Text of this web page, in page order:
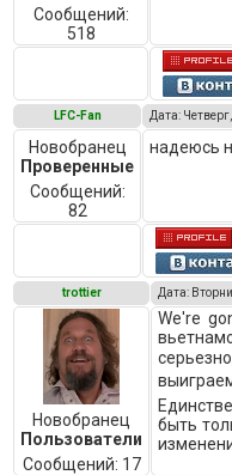
Сообщений:
518
LFC-Fan Дата:
Новобранец
Проверенные
Сообщений:
82
надеюсь
trottier Дата:
Новобранец
Пользователи
Сообщений: 17
We're
быть